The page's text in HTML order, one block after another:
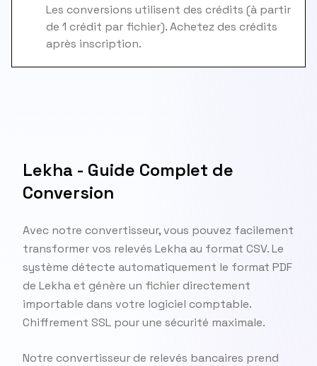
Les conversions utilisent des crédits (à partir
de 1 crédit par fichier). Achetez des crédits
après inscription.
Lekha - Guide Complet de
Conversion
Avec notre convertisseur, vous pouvez facilement
transformer vos relevés Lekha au format CSV. Le
système détecte automatiquement le format PDF
de Lekha et génère un fichier directement
importable dans votre logiciel comptable.
Chiffrement SSL pour une sécurité maximale.
Notre convertisseur de relevés bancaires prend